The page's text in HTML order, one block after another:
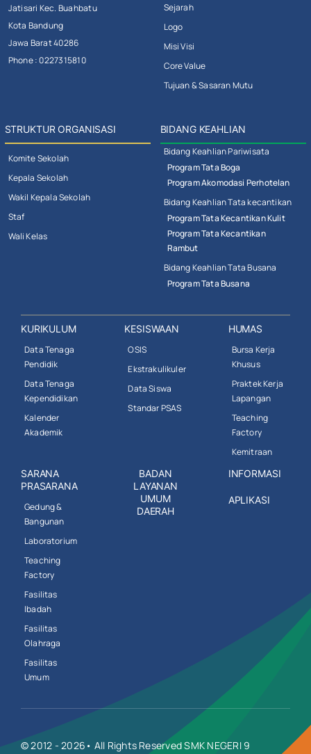
Jatisari Kec. Buahbatu
Kota Bandung
Jawa Barat 40286
Phone : 0227315810
Sejarah
Logo
Misi Visi
Core Value
Tujuan & Sasaran Mutu
STRUKTUR ORGANISASI
Komite Sekolah
Kepala Sekolah
Wakil Kepala Sekolah
Staf
Wali Kelas
BIDANG KEAHLIAN
Bidang Keahlian Pariwisata
Program Tata Boga
Program Akomodasi Perhotelan
Bidang Keahlian Tata kecantikan
Program Tata Kecantikan Kulit
Program Tata Kecantikan
Rambut
Bidang Keahlian Tata Busana
Program Tata Busana
KURIKULUM
Data Tenaga
Pendidik
Data Tenaga
Kependidikan
Kalender
Akademik
KESISWAAN
OSIS
Ekstrakulikuler
Data Siswa
Standar PSAS
HUMAS
Bursa Kerja
Khusus
Praktek Kerja
Lapangan
Teaching
Factory
Kemitraan
SARANA
PRASARANA
Gedung &
Bangunan
Laboratorium
Teaching
Factory
Fasilitas
Ibadah
Fasilitas
Olahraga
Fasilitas
Umum
BADAN
LAYANAN
UMUM
DAERAH
INFORMASI
APLIKASI
© 2012 - 2026• All Rights Reserved SMK NEGERI 9